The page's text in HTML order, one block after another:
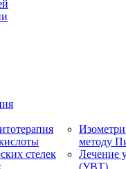
стелек
методу
Лечение
(УВТ)